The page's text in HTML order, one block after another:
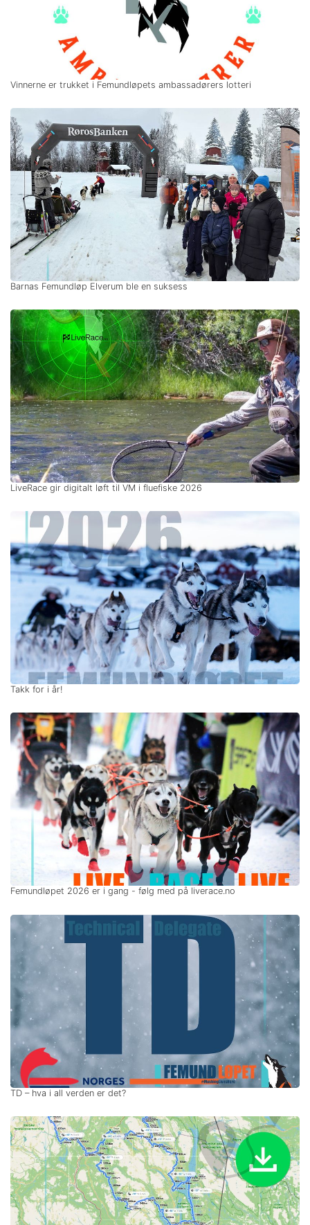
Vinnerne er trukket i Femundløpets ambassadørers lotteri
Barnas Femundløp Elverum ble en suksess
LiveRace gir digitalt løft til VM i fluefiske 2026
Takk for i år!
Femundløpet 2026 er i gang - følg med på liverace.no
TD – hva i all verden er det?